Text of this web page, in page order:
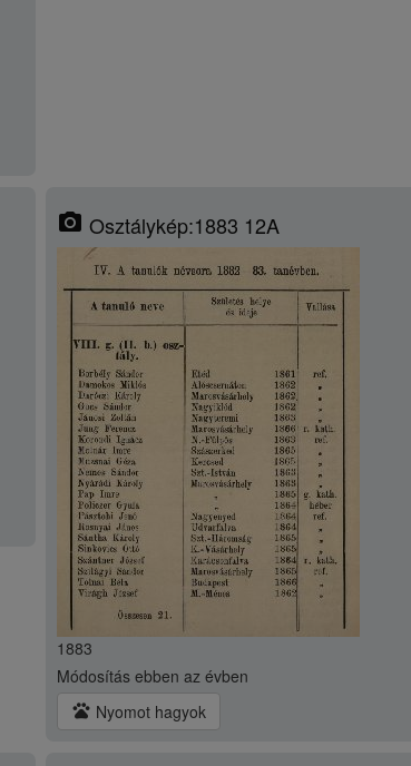
photo_camera Osztálykép:1883 12A
1883
Módosítás ebben az évben
pets Nyomot hagyok